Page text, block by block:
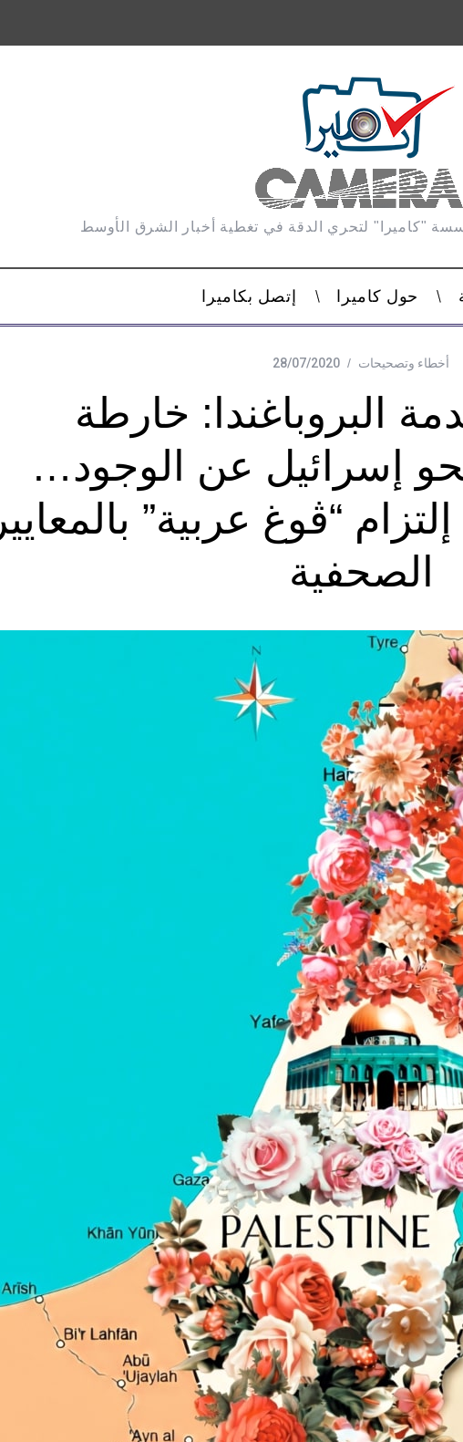
"كاميرا" لتحري الدقة في تغطية أخبار الشرق الأوسط
حول كاميرا إتصل بكاميرا
أخطاء وتصحيحات 28/07/2020
البروباغندا: خارطة
إسرائيل عن الوجود…
“ڤوغ عربية” بالمعايير
الصحفية